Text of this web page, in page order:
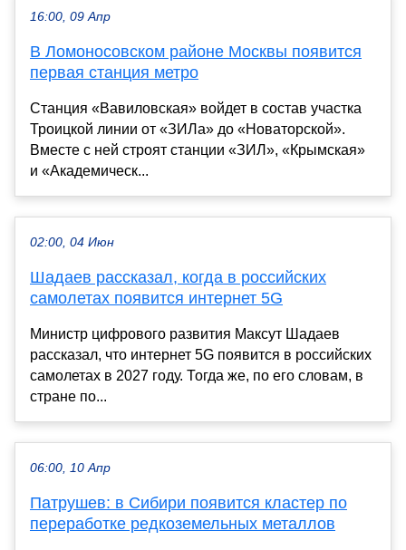
16:00, 09 Апр
В Ломоносовском районе Москвы появится
первая станция метро
Станция «Вавиловская» войдет в состав участка
Троицкой линии от «ЗИЛа» до «Новаторской».
Вместе с ней строят станции «ЗИЛ», «Крымская»
и «Академическ...
02:00, 04 Июн
Шадаев рассказал, когда в российских
самолетах появится интернет 5G
Министр цифрового развития Максут Шадаев
рассказал, что интернет 5G появится в российских
самолетах в 2027 году. Тогда же, по его словам, в
стране по...
06:00, 10 Апр
Патрушев: в Сибири появится кластер по
переработке редкоземельных металлов